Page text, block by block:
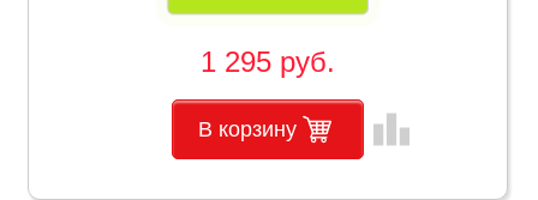
1 295 руб.
В корзину leaderboard